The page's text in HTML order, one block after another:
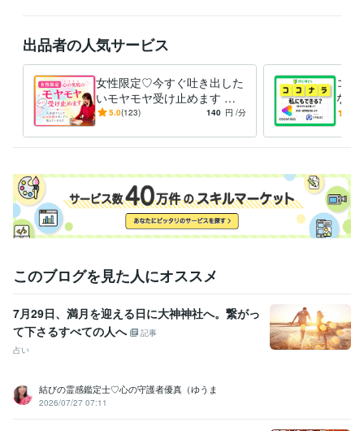
TBS  あさチャンにてガッチリ稼ぐ副業主婦に出演
20.2　主婦力が仕事になる時代に掲載
ロナで注目新感覚の内職 日経　クロストレンド ベネッセ『サンキ
ュ！』2020.6あと1万円稼ぐ！に掲載 日テレ『スッキリ』スキルシェ
フジテレビ『めざまし8』在宅ワーク ベネッセ『サンキュ！』20
21.6お家で好きなことをして稼ぐ
文春オンライン（yahooニュー
ス） ココナラ創業者南氏とパネルディスカッション
フジテレビ『か
まいたちの小金もちになりたいTV』電話相談主婦 ベネッセ『サンキ
資格・検定
栄養士 取得年 : 1990年
秘書技能検定 取得年 : 1991年
ビジネス・クリエイティブツール
Google ドキュメント:8年Keynote:9年Pages:9年 Filmora:5年
Canva:5年 弥生会計:2年ChatGPT:1年 CapCut:3年
コナラ教えたい人にコンサルします
副業 主婦 ココナラ
出品者の人気サービス
女性限定♡今すぐ吐き出した
いモヤモヤ受け止めます 否
定せず優しく寄り添います♪
に余白
5.0(123) 140 円 /分
ココ
な？
「売
ます
このブログを見た人にオススメ
7月29日、満月を迎える日に大神神社へ。繋がっ
て下さるすべての人へ
記事
占い
結びの霊感鑑定士♡心の守護者優真（ゆうま
2026/07/27 07:11